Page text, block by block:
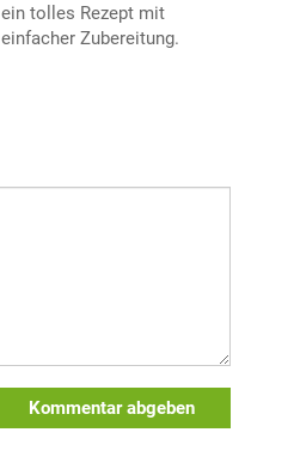
ein tolles Rezept mit
einfacher Zubereitung.
Kommentar abgeben